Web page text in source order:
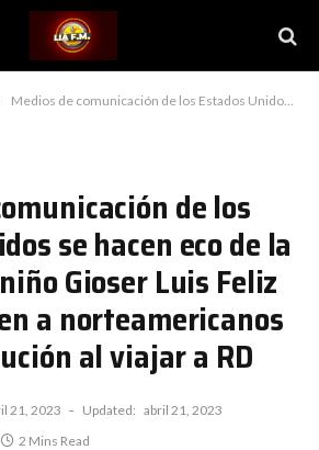
Medios de comunicación de los Estados Unidos se hacen eco de la muerte del niño Gioser Luis Feliz en RD y piden a norteamericanos tener precaución al viajar a RD
de los
se hacen eco de la
Gioser Luis Feliz
a norteamericanos
al viajar a RD
21, 2023 Updated: abril 21, 2023
2 Mins Read